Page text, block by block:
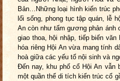
Bản…Những loại hình kiến trúc
lối sống, phong tục tập quán, lễ
An còn như tấm gương phản ánh
giao thoa, hội nhập, tiếp biến
hóa riêng Hội An vừa mang tính
hoà giữa các yếu tố nội sinh và
Đến nay, khu phố cổ Hội An vẫn
một quần thể di tích kiến trúc cổ